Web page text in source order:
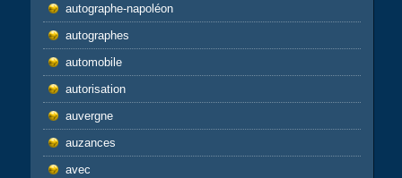
autographe-napoléon
autographes
automobile
autorisation
auvergne
auzances
avec